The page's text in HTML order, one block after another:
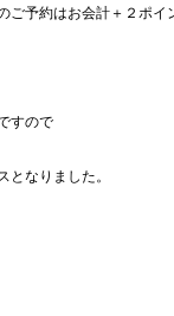
ご予約はお会計＋２ポイ
すので
となりました。